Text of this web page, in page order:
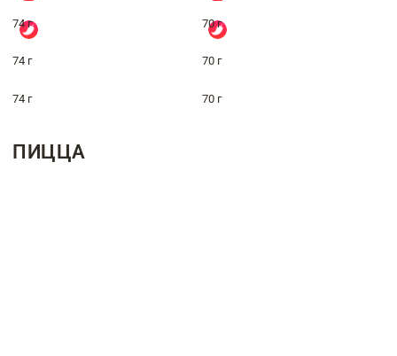
74 г 70 г
74 г 70 г
74 г 70 г
ПИЦЦА